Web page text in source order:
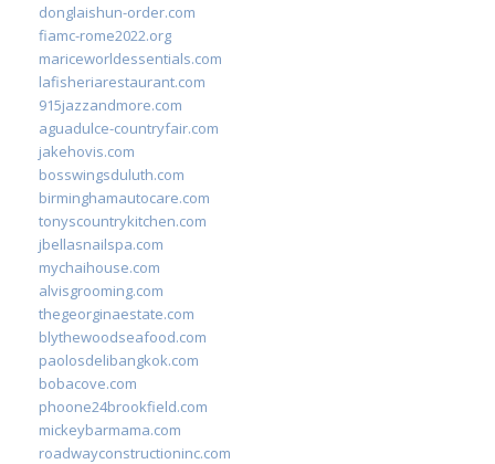
donglaishun-order.com
fiamc-rome2022.org
mariceworldessentials.com
lafisheriarestaurant.com
915jazzandmore.com
aguadulce-countryfair.com
jakehovis.com
bosswingsduluth.com
birminghamautocare.com
tonyscountrykitchen.com
jbellasnailspa.com
mychaihouse.com
alvisgrooming.com
thegeorginaestate.com
blythewoodseafood.com
paolosdelibangkok.com
bobacove.com
phoone24brookfield.com
mickeybarmama.com
roadwayconstructioninc.com